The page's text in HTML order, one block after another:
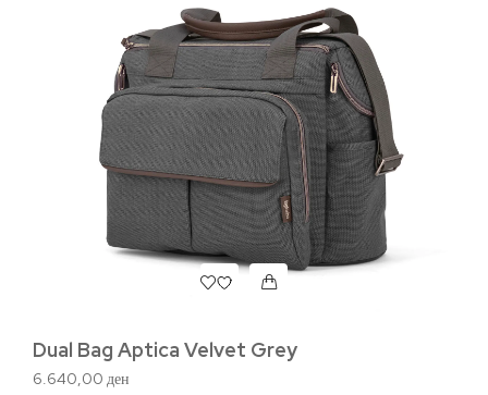
Dual Bag Aptica Velvet Grey
6.640,00 ден